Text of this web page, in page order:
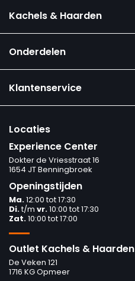
Kachels & Haarden
Onderdelen
Klantenservice
Locaties
Experience Center
Dokter de Vriesstraat 16
1654 JT Benningbroek
Openingstijden
Ma.12:00 tot 17:30
Di.t/m vr.10:00 tot 17:30
Zat.10:00 tot 17:00
Outlet Kachels & Haarden
De Veken 121
1716 KG Opmeer